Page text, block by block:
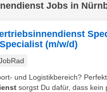
Jobs in
(m/w/d)
und Logistikbereich?
sorgst Du dafür, dass kein